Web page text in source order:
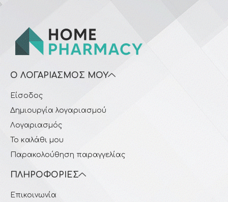
Ο ΛΟΓΑΡΙΑΣΜΌΣ ΜΟΥ
Είσοδος
Δημιουργία λογαριασμού
Λογαριασμός
Το καλάθι μου
Παρακολούθηση παραγγελίας
ΠΛΗΡΟΦΟΡΊΕΣ
Επικοινωνία